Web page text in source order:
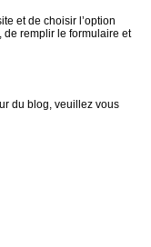
et de choisir l’option
de remplir le formulaire et
du blog, veuillez vous